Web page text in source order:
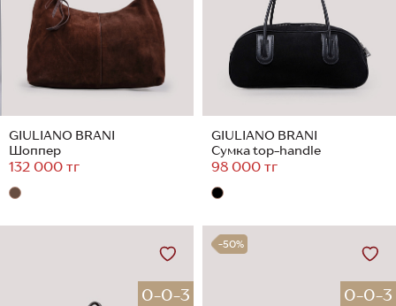
GIULIANO BRANI
Шоппер
132 000 тг
GIULIANO BRANI
Сумка top-handle
98 000 тг
0-0-3
-50%
0-0-3